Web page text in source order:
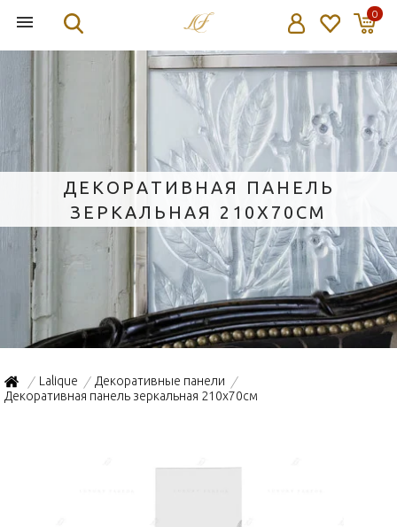
0
ДЕКОРАТИВНАЯ ПАНЕЛЬ
ЗЕРКАЛЬНАЯ 210X70СМ
/ Lalique / Декоративные панели /
Декоративная панель зеркальная 210x70см